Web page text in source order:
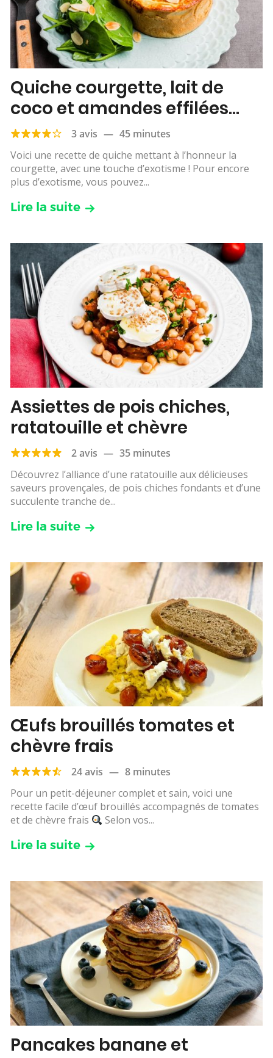
Quiche courgette, lait de
coco et amandes effilées
grillées3 avis — 45 minutes
Voici une recette de quiche mettant à l’honneur la
courgette, avec une touche d’exotisme ! Pour encore
plus d’exotisme, vous pouvez...
Lire la suite
Assiettes de pois chiches,
ratatouille et chèvre
2 avis — 35 minutes
Découvrez l’alliance d’une ratatouille aux délicieuses
saveurs provençales, de pois chiches fondants et d’une
succulente tranche de...
Lire la suite
Œufs brouillés tomates et
chèvre frais
24 avis — 8 minutes
Pour un petit-déjeuner complet et sain, voici une
recette facile d’œuf brouillés accompagnés de tomates
et de chèvre frais
Selon vos...
Lire la suite
Pancakes banane et